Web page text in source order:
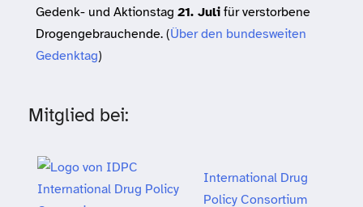
Gedenk- und Aktionstag 21. Julifür verstorbene
Drogengebrauchende. (Über den bundesweiten
Gedenktag)
Mitglied bei:
International Drug
Policy Consortium